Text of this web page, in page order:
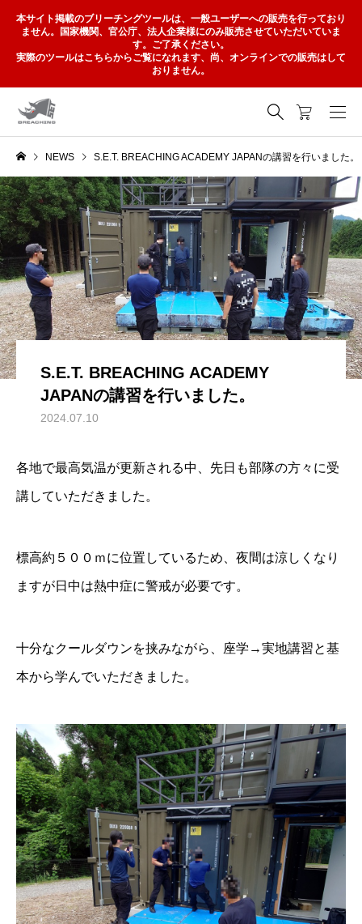
本サイト掲載のブリーチングツールは、一般ユーザーへの販売を行っており
ません。国家機関、官公庁、法人企業様にのみ販売させていただいていま
す。ご了承ください。
実際のツールはこちらからご覧になれます、尚、オンラインでの販売はして
おりません。
NEWS S.E.T. BREACHING ACADEMY JAPANの講習を行いました。
S.E.T. BREACHING ACADEMY
JAPANの講習を行いました。
2024.07.10
各地で最高気温が更新される中、先日も部隊の方々に受
講していただきました。
標高約５００ｍに位置しているため、夜間は涼しくなり
ますが日中は熱中症に警戒が必要です。
十分なクールダウンを挟みながら、座学→実地講習と基
本から学んでいただきました。